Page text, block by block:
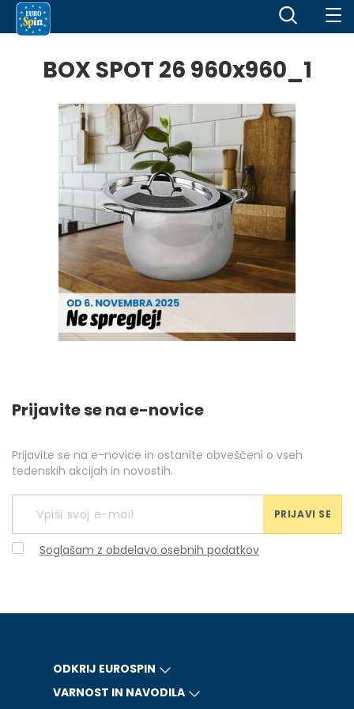
BOX SPOT 26 960x960_1
Prijavite se na e-novice
Prijavite se na e-novice in ostanite obveščeni o vseh
tedenskih akcijah in novostih.
PRIJAVI SE
Soglašam z obdelavo osebnih podatkov
ODKRIJ EUROSPIN
VARNOST IN NAVODILA